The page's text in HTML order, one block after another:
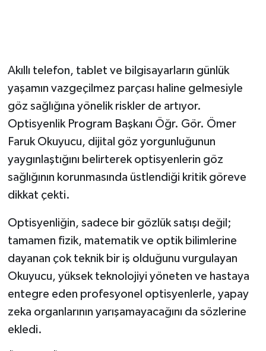
Akıllı telefon, tablet ve bilgisayarların günlük
yaşamın vazgeçilmez parçası haline gelmesiyle
göz sağlığına yönelik riskler de artıyor.
Optisyenlik Program Başkanı Öğr. Gör. Ömer
Faruk Okuyucu, dijital göz yorgunluğunun
yaygınlaştığını belirterek optisyenlerin göz
sağlığının korunmasında üstlendiği kritik göreve
dikkat çekti.
Optisyenliğin, sadece bir gözlük satışı değil;
tamamen fizik, matematik ve optik bilimlerine
dayanan çok teknik bir iş olduğunu vurgulayan
Okuyucu, yüksek teknolojiyi yöneten ve hastaya
entegre eden profesyonel optisyenlerle, yapay
zeka organlarının yarışamayacağını da sözlerine
ekledi.